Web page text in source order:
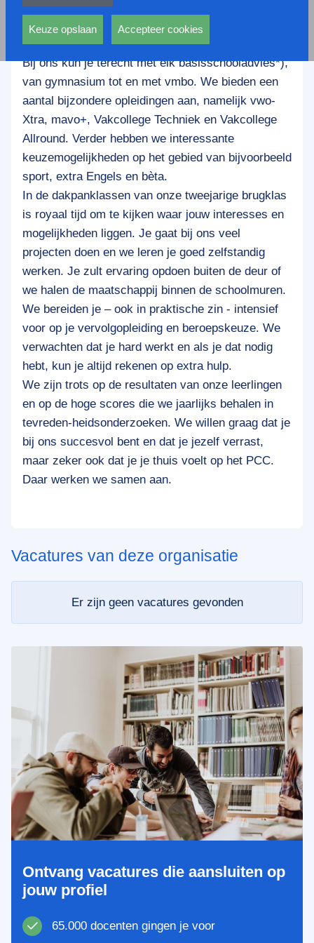
Het Petrus Canisius College is een brede,
katholieke scholengemeenschap met vijf
vestigingen in Alkmaar, Heiloo en Bergen.
Bij ons kun je terecht met elk basisschooladvies*),
van gymnasium tot en met vmbo. We bieden een
aantal bijzondere opleidingen aan, namelijk vwo-
Xtra, mavo+, Vakcollege Techniek en Vakcollege
Allround. Verder hebben we interessante
keuzemogelijkheden op het gebied van bijvoorbeeld
sport, extra Engels en bèta.
In de dakpanklassen van onze tweejarige brugklas
is royaal tijd om te kijken waar jouw interesses en
mogelijkheden liggen. Je gaat bij ons veel
projecten doen en we leren je goed zelfstandig
werken. Je zult ervaring opdoen buiten de deur of
we halen de maatschappij binnen de schoolmuren.
We bereiden je – ook in praktische zin - intensief
voor op je vervolgopleiding en beroepskeuze. We
verwachten dat je hard werkt en als je dat nodig
hebt, kun je altijd rekenen op extra hulp.
We zijn trots op de resultaten van onze leerlingen
en op de hoge scores die we jaarlijks behalen in
tevreden-heidsonderzoeken. We willen graag dat je
bij ons succesvol bent en dat je jezelf verrast,
maar zeker ook dat je je thuis voelt op het PCC.
Daar werken we samen aan.
Vacatures van deze organisatie
Er zijn geen vacatures gevonden
Ontvang vacatures die aansluiten op
jouw profiel
65.000 docenten gingen je voor
andere wordt voorkomen dat dezelfde advertentie
voortdurend verschijnt.
Keuze opslaan Accepteer cookies